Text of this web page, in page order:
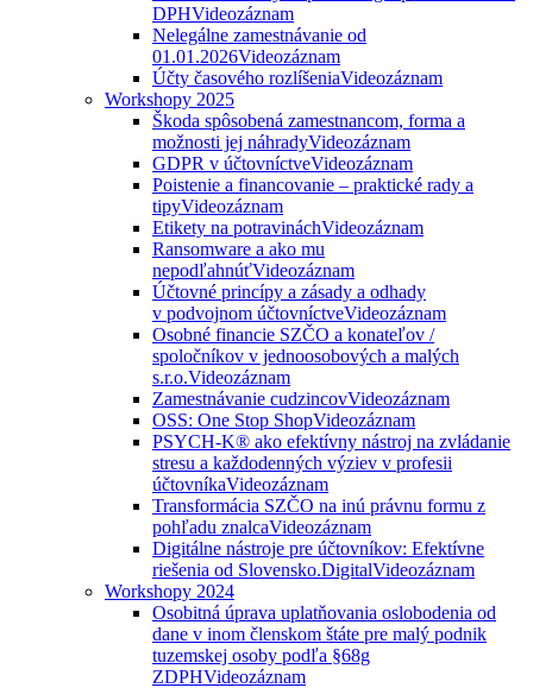
DPHVideozáznam
Nelegálne zamestnávanie od
01.01.2026Videozáznam
Účty časového rozlíšeniaVideozáznam
Workshopy 2025
Škoda spôsobená zamestnancom, forma a
možnosti jej náhradyVideozáznam
GDPR v účtovníctveVideozáznam
Poistenie a financovanie – praktické rady a
tipyVideozáznam
Etikety na potravináchVideozáznam
Ransomware a ako mu
nepodľahnúťVideozáznam
Účtovné princípy a zásady a odhady
v podvojnom účtovníctveVideozáznam
Osobné financie SZČO a konateľov /
spoločníkov v jednoosobových a malých
s.r.o.Videozáznam
Zamestnávanie cudzincovVideozáznam
OSS: One Stop ShopVideozáznam
PSYCH-K® ako efektívny nástroj na zvládanie
stresu a každodenných výziev v profesii
účtovníkaVideozáznam
Transformácia SZČO na inú právnu formu z
pohľadu znalcaVideozáznam
Digitálne nástroje pre účtovníkov: Efektívne
riešenia od Slovensko.DigitalVideozáznam
Workshopy 2024
Osobitná úprava uplatňovania oslobodenia od
dane v inom členskom štáte pre malý podnik
tuzemskej osoby podľa §68g
ZDPHVideozáznam